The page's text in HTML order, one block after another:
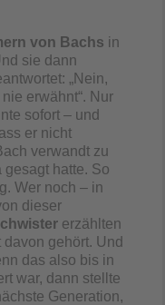
von Bachs in
sie dann
„Nein,
erwähnt“. Nur
sofort – und
er nicht
verwandt zu
gesagt hatte. So
Wer noch – in
dieser
erzählten
gehört. Und
das also bis in
war, dann stellte
Generation,